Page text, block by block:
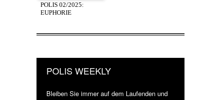
POLIS 02/2025:
EUPHORIE
POLIS WEEKLY
Bleiben Sie immer auf dem Laufenden und